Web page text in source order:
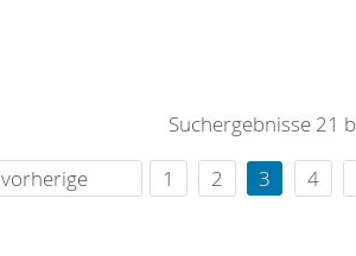
Suchergebnisse 21
vorherige
1 2 3 4